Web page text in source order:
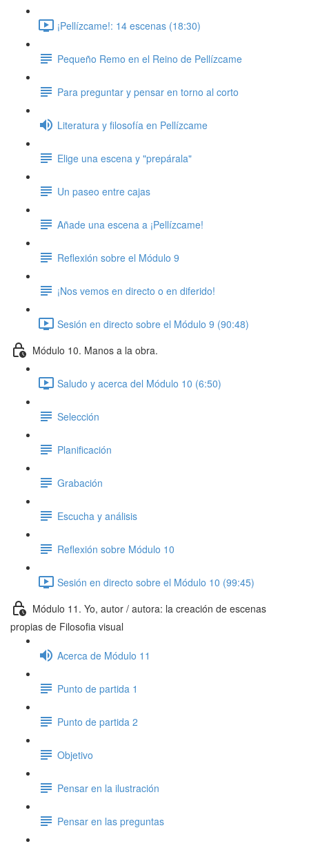
¡Pellízcame!: 14 escenas (18:30)
Pequeño Remo en el Reino de Pellízcame
Para preguntar y pensar en torno al corto
Literatura y filosofía en Pellízcame
Elige una escena y "prepárala"
Un paseo entre cajas
Añade una escena a ¡Pellízcame!
Reflexión sobre el Módulo 9
¡Nos vemos en directo o en diferido!
Sesión en directo sobre el Módulo 9 (90:48)
Módulo 10. Manos a la obra.
Saludo y acerca del Módulo 10 (6:50)
Selección
Planificación
Grabación
Escucha y análisis
Reflexión sobre Módulo 10
Sesión en directo sobre el Módulo 10 (99:45)
Módulo 11. Yo, autor / autora: la creación de escenas
propias de Filosofia visual
Acerca de Módulo 11
Punto de partida 1
Punto de partida 2
Objetivo
Pensar en la ilustración
Pensar en las preguntas